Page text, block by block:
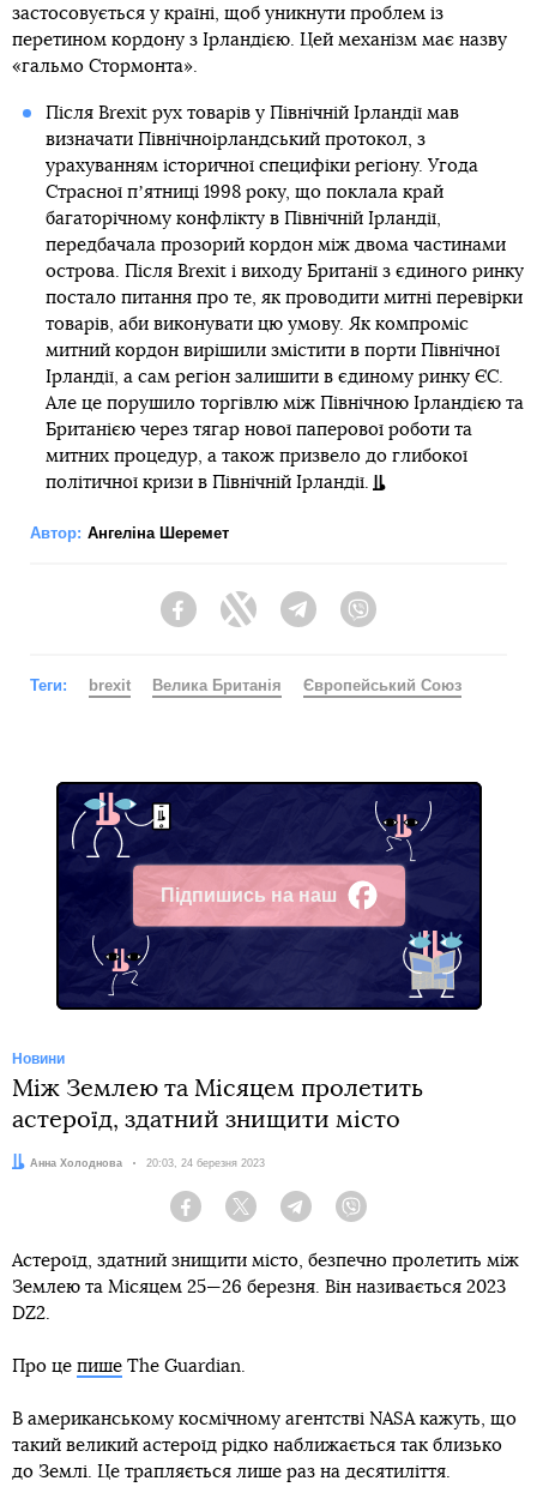
застосовується у країні, щоб уникнути проблем із
перетином кордону з Ірландією. Цей механізм має назву
«гальмо Стормонта».
Після Brexit рух товарів у Північній Ірландії мав
визначати Північноірландський протокол, з
урахуванням історичної специфіки регіону. Угода
Страсної пʼятниці 1998 року, що поклала край
багаторічному конфлікту в Північній Ірландії,
передбачала прозорий кордон між двома частинами
острова. Після Brexit і виходу Британії з єдиного ринку
постало питання про те, як проводити митні перевірки
товарів, аби виконувати цю умову. Як компроміс
митний кордон вирішили змістити в порти Північної
Ірландії, а сам регіон залишити в єдиному ринку ЄС.
Але це порушило торгівлю між Північною Ірландією та
Британією через тягар нової паперової роботи та
митних процедур, а також призвело до глибокої
політичної кризи в Північній Ірландії.
Автор: Ангеліна Шеремет
FacebookTwitter Telegram
Теги: brexit Велика Британія Європейський Союз
Підпишись на наш
Facebook
Новини
Між Землею та Місяцем пролетить
астероїд, здатний знищити місто
Автор:
Анна Холоднова Дата:
20:03, 24 березня 2023
Facebook Twitter Telegram
Астероїд, здатний знищити місто, безпечно пролетить між
Землею та Місяцем 25—26 березня. Він називається 2023
DZ2.
Про це пише The Guardian.
В американському космічному агентстві NASA кажуть, що
такий великий астероїд рідко наближається так близько
до Землі. Це трапляється лише раз на десятиліття.